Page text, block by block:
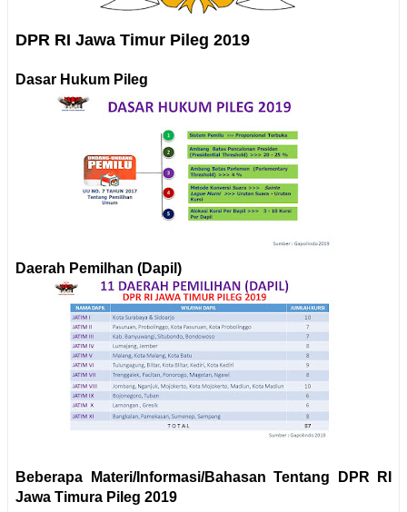
DPR RI Jawa Timur Pileg 2019
Dasar Hukum Pileg
Daerah Pemilhan (Dapil)
Beberapa Materi/Informasi/Bahasan Tentang DPR RI
Jawa Timura Pileg 2019